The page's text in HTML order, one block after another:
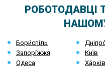
РОБОТОДАВЦІ
Бори́спіль
Запорі́жжя
Київ
Одеса
Ха́рків